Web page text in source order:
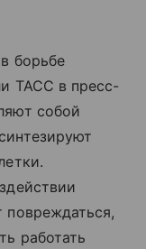
борьбе
ТАСС в пресс-
собой
повреждаться,
работать